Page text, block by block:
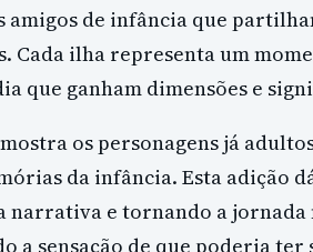
amigos de infância que
Cada ilha representa um
que ganham dimensões e
os personagens já
da infância. Esta adição
e tornando a jornada
a sensação de que poderia ter